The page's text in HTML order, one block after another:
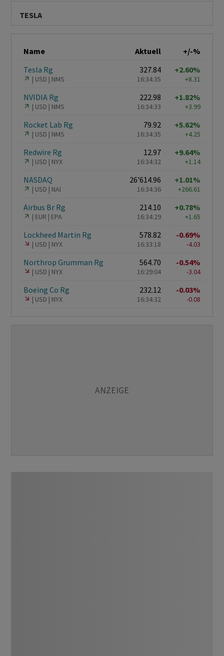
TESLA
Name Aktuell
+/-%
Tesla Rg
USD NMS
327.84
16:34:35
+2.60%
+8.31
NVIDIA Rg
USD NMS
222.98
16:34:33
+1.82%
+3.99
Rocket Lab Rg
USD NMS
79.92
16:34:35
+5.62%
+4.25
Redwire Rg
USD NYX
12.97
16:34:32
+9.64%
+1.14
NASDAQ
USD NAI
26'614.96
16:34:36
+1.01%
+266.61
Airbus Br Rg
EUR EPA
214.10
16:34:29
+0.78%
+1.65
Lockheed Martin Rg
USD NYX
578.82
16:33:18
-0.69%
-4.03
Northrop Grumman Rg
USD NYX
564.70
16:29:04
-0.54%
-3.04
Boeing Co Rg
USD NYX
232.12
16:34:32
-0.03%
-0.08